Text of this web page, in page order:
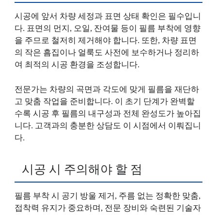
시공에 앞서 차량 세정과 표면 상태 확인은 필수입니
다. 표면의 먼지, 오일, 잔여물 등이 필름 부착에 영향
을 주므로 철저히 제거해야 합니다. 또한, 차량 표면
의 작은 흠집이나 얼룩도 사전에 보수하거나 정리하
여 최적의 시공 환경을 조성합니다.
전문가는 차량의 곡면과 각도에 맞게 필름을 재단하
고 맞춤 작업을 준비합니다. 이 초기 단계가 완벽할
수록 시공 후 필름의 내구성과 전체 완성도가 높아집
니다. 고객과의 충분한 상담도 이 시점에서 이뤄집니
다.
시공 시 주의해야 할 점
필름 부착 시 공기 방울 제거, 주름 없는 정확한 맞춤,
접착력 유지가 중요하며, 전문 장비와 숙련된 기술자